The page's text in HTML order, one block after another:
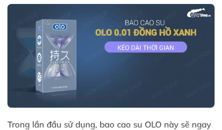
Trong lần đầu sử dụng, bao cao su OLO này sẽ ngay